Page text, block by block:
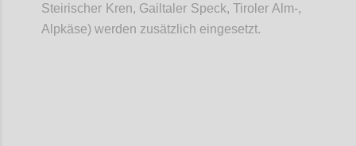
Steirischer Kren, Gailtaler Speck, Tiroler Alm-,
Alpkäse) werden zusätzlich eingesetzt.